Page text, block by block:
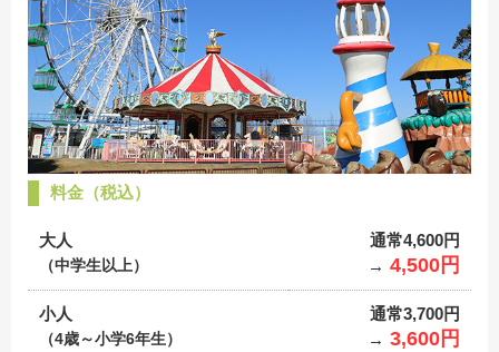
料金（税込）
大人
（中学生以上）
通常4,600円
→ 4,500円
小人
（4歳～小学6年生）
通常3,700円
→ 3,600円